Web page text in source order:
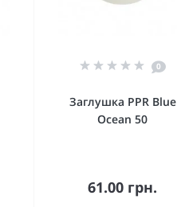
0
Заглушка PPR Blue
Ocean 50
61.00 грн.
В корзину